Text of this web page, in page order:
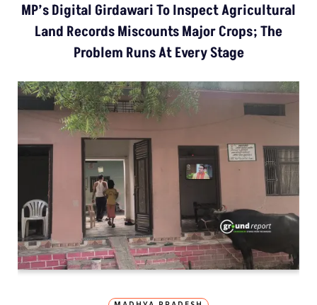
MP’s Digital Girdawari To Inspect Agricultural
Land Records Miscounts Major Crops; The
Problem Runs At Every Stage